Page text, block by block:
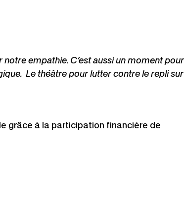
empathie. C’est aussi un moment pour
Le théâtre pour lutter contre le repli sur
grâce à la participation financière de